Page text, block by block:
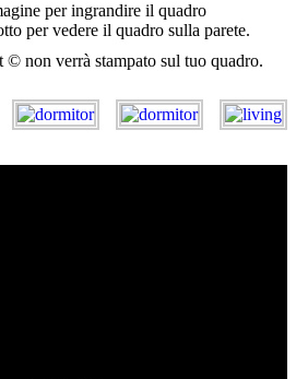
per ingrandire il quadro
per vedere il quadro sulla parete.
non verrà stampato sul tuo quadro.